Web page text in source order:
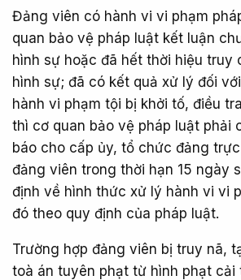
Đảng viên có hành vi vi phạm
quan bảo vệ pháp luật kết luận
hình sự hoặc đã hết thời hiệu truy
hình sự; đã có kết quả xử lý đối
hành vi phạm tội bị khởi tố, điều
thì cơ quan bảo vệ pháp luật phải
báo cho cấp ủy, tổ chức đảng
đảng viên trong thời hạn 15 ngày
định về hình thức xử lý hành vi vi
đó theo quy định của pháp luật.
Trường hợp đảng viên bị truy nã,
toà án tuyên phạt từ hình phạt cải